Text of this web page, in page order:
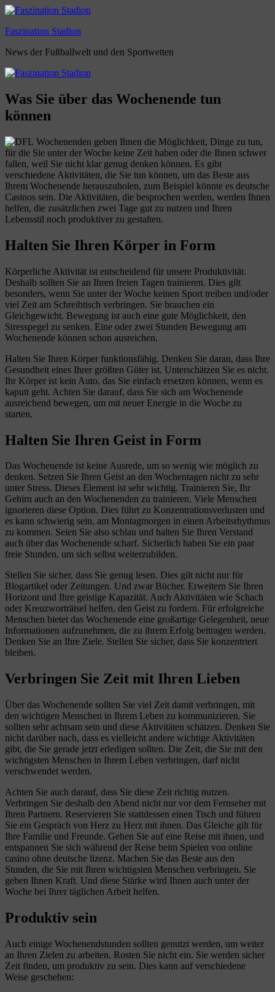
Zum
springen
Faszination Stadion
News der Fußballwelt und den Sportwetten
Was Sie über das Wochenende tun
können
Wochenenden geben Ihnen die Möglichkeit, Dinge zu tun,
für die Sie unter der Woche keine Zeit haben oder die Ihnen schwer
fallen, weil Sie nicht klar genug denken können. Es gibt
verschiedene Aktivitäten, die Sie tun können, um das Beste aus
Ihrem Wochenende herauszuholen, zum Beispiel könnte es deutsche
Casinos sein. Die Aktivitäten, die besprochen werden, werden Ihnen
helfen, die zusätzlichen zwei Tage gut zu nutzen und Ihren
Lebensstil noch produktiver zu gestalten.
Halten Sie Ihren Körper in Form
Körperliche Aktivität ist entscheidend für unsere Produktivität.
Deshalb sollten Sie an Ihren freien Tagen trainieren. Dies gilt
besonders, wenn Sie unter der Woche keinen Sport treiben und/oder
viel Zeit am Schreibtisch verbringen. Sie brauchen ein
Gleichgewicht. Bewegung ist auch eine gute Möglichkeit, den
Stresspegel zu senken. Eine oder zwei Stunden Bewegung am
Wochenende können schon ausreichen.
Halten Sie Ihren Körper funktionsfähig. Denken Sie daran, dass Ihre
Gesundheit eines Ihrer größten Güter ist. Unterschätzen Sie es nicht.
Ihr Körper ist kein Auto, das Sie einfach ersetzen können, wenn es
kaputt geht. Achten Sie darauf, dass Sie sich am Wochenende
ausreichend bewegen, um mit neuer Energie in die Woche zu
starten.
Halten Sie Ihren Geist in Form
Das Wochenende ist keine Ausrede, um so wenig wie möglich zu
denken. Setzen Sie Ihren Geist an den Wochentagen nicht zu sehr
unter Stress. Dieses Element ist sehr wichtig. Trainieren Sie, Ihr
Gehirn auch an den Wochenenden zu trainieren. Viele Menschen
ignorieren diese Option. Dies führt zu Konzentrationsverlusten und
es kann schwierig sein, am Montagmorgen in einen Arbeitsrhythmus
zu kommen. Seien Sie also schlau und halten Sie Ihren Verstand
auch über das Wochenende scharf. Sicherlich haben Sie ein paar
freie Stunden, um sich selbst weiterzubilden.
Stellen Sie sicher, dass Sie genug lesen. Dies gilt nicht nur für
Blogartikel oder Zeitungen. Und zwar Bücher. Erweitern Sie Ihren
Horizont und Ihre geistige Kapazität. Auch Aktivitäten wie Schach
oder Kreuzworträtsel helfen, den Geist zu fordern. Für erfolgreiche
Menschen bietet das Wochenende eine großartige Gelegenheit, neue
Informationen aufzunehmen, die zu ihrem Erfolg beitragen werden.
Denken Sie an Ihre Ziele. Stellen Sie sicher, dass Sie konzentriert
bleiben.
Verbringen Sie Zeit mit Ihren Lieben
Über das Wochenende sollten Sie viel Zeit damit verbringen, mit
den wichtigen Menschen in Ihrem Leben zu kommunizieren. Sie
sollten sehr achtsam sein und diese Aktivitäten schätzen. Denken Sie
nicht darüber nach, dass es vielleicht andere wichtige Aktivitäten
gibt, die Sie gerade jetzt erledigen sollten. Die Zeit, die Sie mit den
wichtigsten Menschen in Ihrem Leben verbringen, darf nicht
verschwendet werden.
Achten Sie auch darauf, dass Sie diese Zeit richtig nutzen.
Verbringen Sie deshalb den Abend nicht nur vor dem Fernseher mit
Ihren Partnern. Reservieren Sie stattdessen einen Tisch und führen
Sie ein Gespräch von Herz zu Herz mit ihnen. Das Gleiche gilt für
Ihre Familie und Freunde. Gehen Sie auf eine Reise mit ihnen, und
entspannen Sie sich während der Reise beim Spielen von online
casino ohne deutsche lizenz. Machen Sie das Beste aus den
Stunden, die Sie mit Ihren wichtigsten Menschen verbringen. Sie
geben Ihnen Kraft. Und diese Stärke wird Ihnen auch unter der
Woche bei Ihrer täglichen Arbeit helfen.
Produktiv sein
Auch einige Wochenendstunden sollten genutzt werden, um weiter
an Ihren Zielen zu arbeiten. Rosten Sie nicht ein. Sie werden sicher
Zeit finden, um produktiv zu sein. Dies kann auf verschiedene
Weise geschehen: